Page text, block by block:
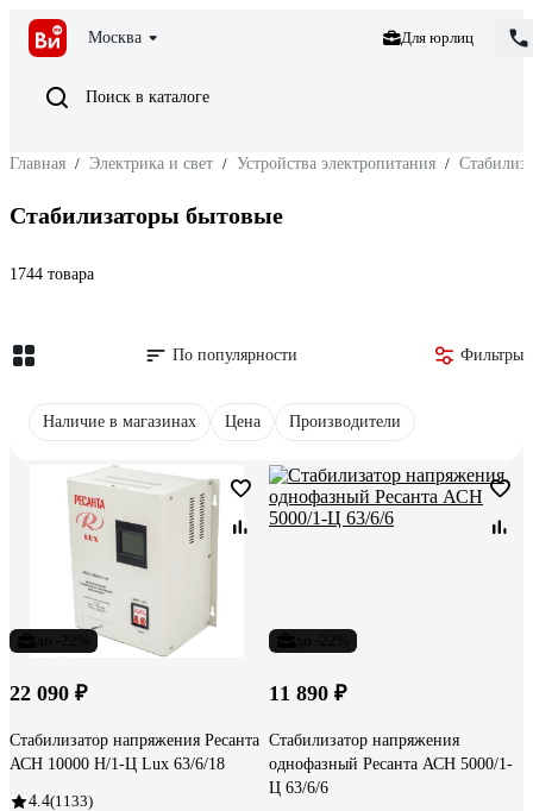
Москва Для юрлиц
Поиск в каталоге
Главная / Электрика и свет / Устройства электропитания /
Стабилизаторы бытовые
1744 товара
По популярности Фильтры
Наличие в магазинах Цена Производители
22 090 ₽
Стабилизатор напряжения Ресанта
АСН 10000 Н/1-Ц Lux 63/6/18
4.4(1133)
11 890 ₽
Стабилизатор напряжения
однофазный Ресанта АСН 5000/1-
Ц 63/6/6